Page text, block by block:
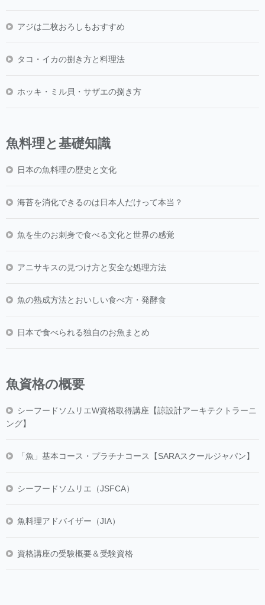
アジは二枚おろしもおすすめ
タコ・イカの捌き方と料理法
ホッキ・ミル貝・サザエの捌き方
魚料理と基礎知識
日本の魚料理の歴史と文化
海苔を消化できるのは日本人だけって本当？
魚を生のお刺身で食べる文化と世界の感覚
アニサキスの見つけ方と安全な処理方法
魚の熟成方法とおいしい食べ方・発酵食
日本で食べられる独自のお魚まとめ
魚資格の概要
シーフードソムリエW資格取得講座【諒設計アーキテクトラーニ
ング】
「魚」基本コース・プラチナコース【SARAスクールジャパン】
シーフードソムリエ（JSFCA）
魚料理アドバイザー（JIA）
資格講座の受験概要＆受験資格